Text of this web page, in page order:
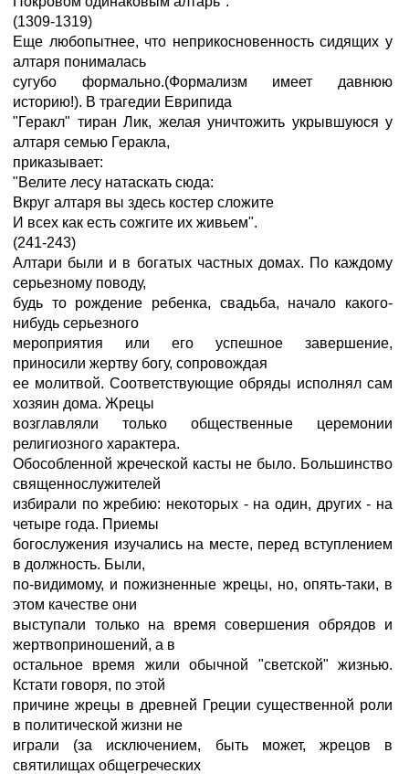
(1309-1319)
Еще любопытнее, что неприкосновенность сидящих у
алтаря понималась
сугубо формально.(Формализм имеет давнюю
историю!). В трагедии Еврипида
"Геракл" тиран Лик, желая уничтожить укрывшуюся у
алтаря семью Геракла,
приказывает:
"Велите лесу натаскать сюда:
Вкруг алтаря вы здесь костер сложите
И всех как есть сожгите их живьем".
(241-243)
Алтари были и в богатых частных домах. По каждому
серьезному поводу,
будь то рождение ребенка, свадьба, начало какого-
нибудь серьезного
мероприятия или его успешное завершение,
приносили жертву богу, сопровождая
ее молитвой. Соответствующие обряды исполнял сам
хозяин дома. Жрецы
возглавляли только общественные церемонии
религиозного характера.
Обособленной жреческой касты не было. Большинство
священнослужителей
избирали по жребию: некоторых - на один, других - на
четыре года. Приемы
богослужения изучались на месте, перед вступлением
в должность. Были,
по-видимому, и пожизненные жрецы, но, опять-таки, в
этом качестве они
выступали только на время совершения обрядов и
жертвоприношений, а в
остальное время жили обычной "светской" жизнью.
Кстати говоря, по этой
причине жрецы в древней Греции существенной роли
в политической жизни не
играли (за исключением, быть может, жрецов в
святилищах общегреческих